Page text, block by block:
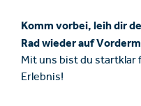
Komm vorbei, leih dir
Rad wieder auf
Mit uns bist du startklar
Erlebnis!